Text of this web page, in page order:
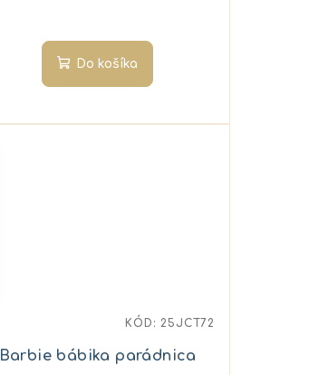
Do košíka
Barbie bábika parádnica
KÓD: 25JCT72